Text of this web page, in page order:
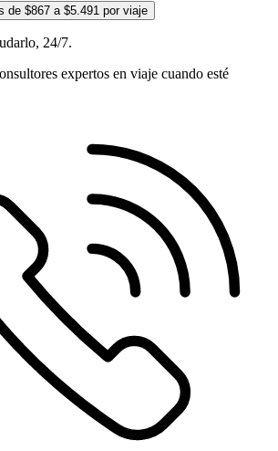
de $867 a $5.491 por viaje
24/7.
expertos en viaje cuando esté